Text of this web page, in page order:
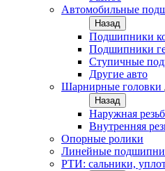
Автомобильные
Назад
Подшипники
Подшипники
Ступичные
Другие авто
Шарнирные головки
Назад
Наружная
Внутренняя
Опорные ролики
Линейные
РТИ: сальники,